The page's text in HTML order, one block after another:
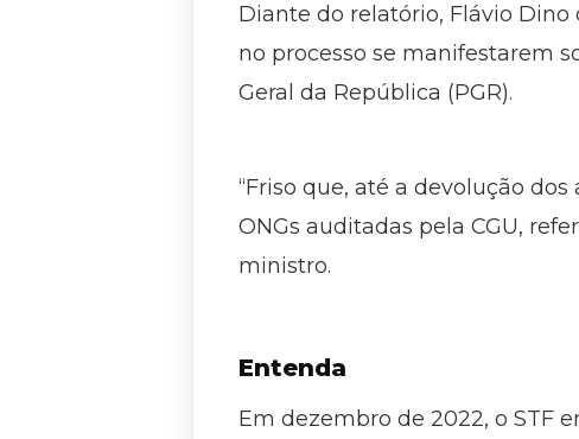
Diante do relatório, Flávio Dino
no processo se manifestarem
Geral da República (PGR).
“Friso que, até a devolução
ONGs auditadas pela CGU,
ministro.
Entenda
Em dezembro de 2022, o STF